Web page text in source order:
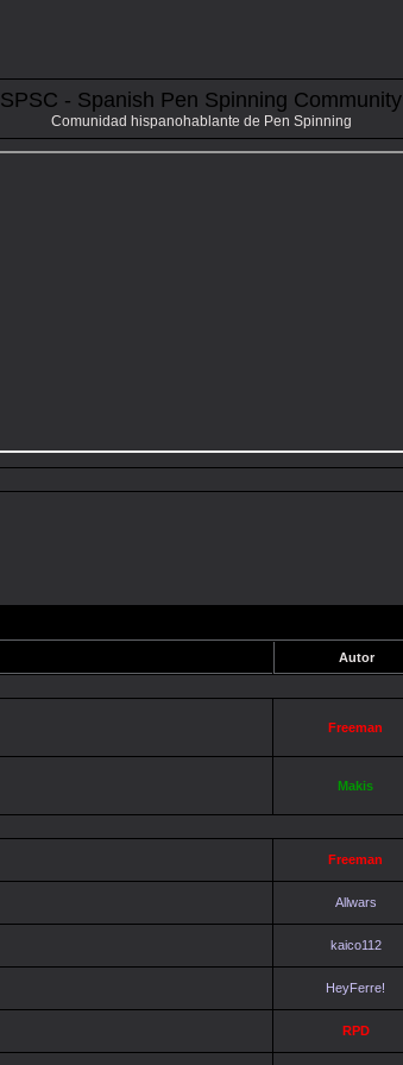
SPSC - Spanish Pen Spinning Community
Comunidad hispanohablante de Pen Spinning
Autor
Freeman
Makis
Freeman
Allwars
kaico112
HeyFerre!
RPD